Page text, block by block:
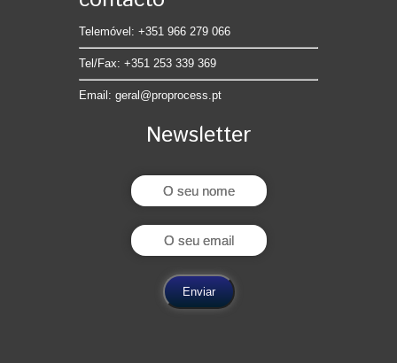
Telemóvel: +351 966 279 066
Tel/Fax: +351 253 339 369
Email: geral@proprocess.pt
Newsletter